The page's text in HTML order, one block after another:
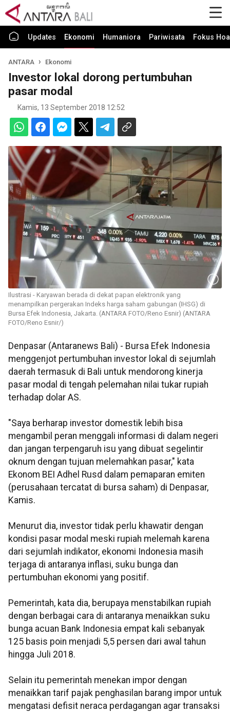
Updates Ekonomi Humaniora Pariwisata Fokus
ANTARA Ekonomi
Investor lokal dorong pertumbuhan
pasar modal
Kamis, 13 September 2018 12:52
Ilustrasi - Karyawan berada di dekat papan elektronik yang
menampilkan pergerakan Indeks harga saham gabungan (IHSG) di
Bursa Efek Indonesia, Jakarta. (ANTARA FOTO/Reno Esnir) (ANTARA
FOTO/Reno Esnir/)
Denpasar (Antaranews Bali) - Bursa Efek Indonesia
menggenjot pertumbuhan investor lokal di sejumlah
daerah termasuk di Bali untuk mendorong kinerja
pasar modal di tengah pelemahan nilai tukar rupiah
terhadap dolar AS.
"Saya berharap investor domestik lebih bisa
mengambil peran menggali informasi di dalam negeri
dan jangan terpengaruh isu yang dibuat segelintir
oknum dengan tujuan melemahkan pasar," kata
Ekonom BEI Adhel Rusd dalam pemaparan emiten
(perusahaan tercatat di bursa saham) di Denpasar,
Kamis.
Menurut dia, investor tidak perlu khawatir dengan
kondisi pasar modal meski rupiah melemah karena
dari sejumlah indikator, ekonomi Indonesia masih
terjaga di antaranya inflasi, suku bunga dan
pertumbuhan ekonomi yang positif.
Pemerintah, kata dia, berupaya menstabilkan rupiah
dengan berbagai cara di antaranya menaikkan suku
bunga acuan Bank Indonesia empat kali sebanyak
125 basis poin menjadi 5,5 persen dari awal tahun
hingga Juli 2018.
Selain itu pemerintah menekan impor dengan
menaikkan tarif pajak penghasilan barang impor untuk
mengatasi defisit neraca perdagangan agar transaksi